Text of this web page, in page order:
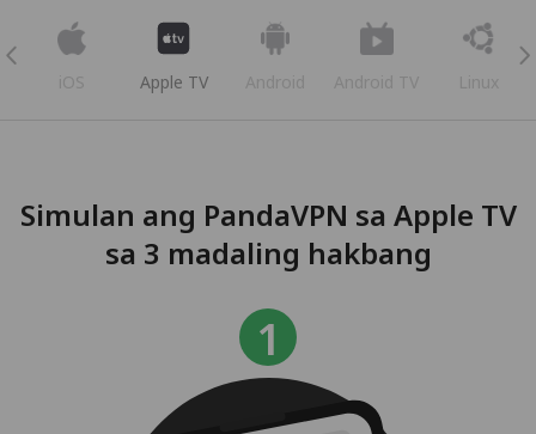
iOS Apple TV Android Android TV Linux
Simulan ang PandaVPN sa Apple TV
sa 3 madaling hakbang